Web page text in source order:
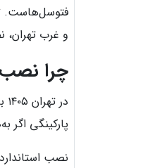
و غرب
چرا
پارکینگی
نصب